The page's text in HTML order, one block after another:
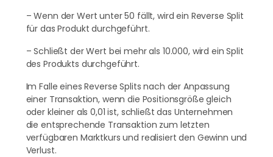
EUR/NOK
EUR/NZD
EUR/RUB
EUR/SEK
EUR/USD
– Wenn der Wert unter 50 fällt, wird ein Reverse Split
für das Produkt durchgeführt.
– Schließt der Wert bei mehr als 10.000, wird ein Split
des Produkts durchgeführt.
Im Falle eines Reverse Splits nach der Anpassung
einer Transaktion, wenn die Positionsgröße gleich
oder kleiner als 0,01 ist, schließt das Unternehmen
die entsprechende Transaktion zum letzten
verfügbaren Marktkurs und realisiert den Gewinn und
Verlust.